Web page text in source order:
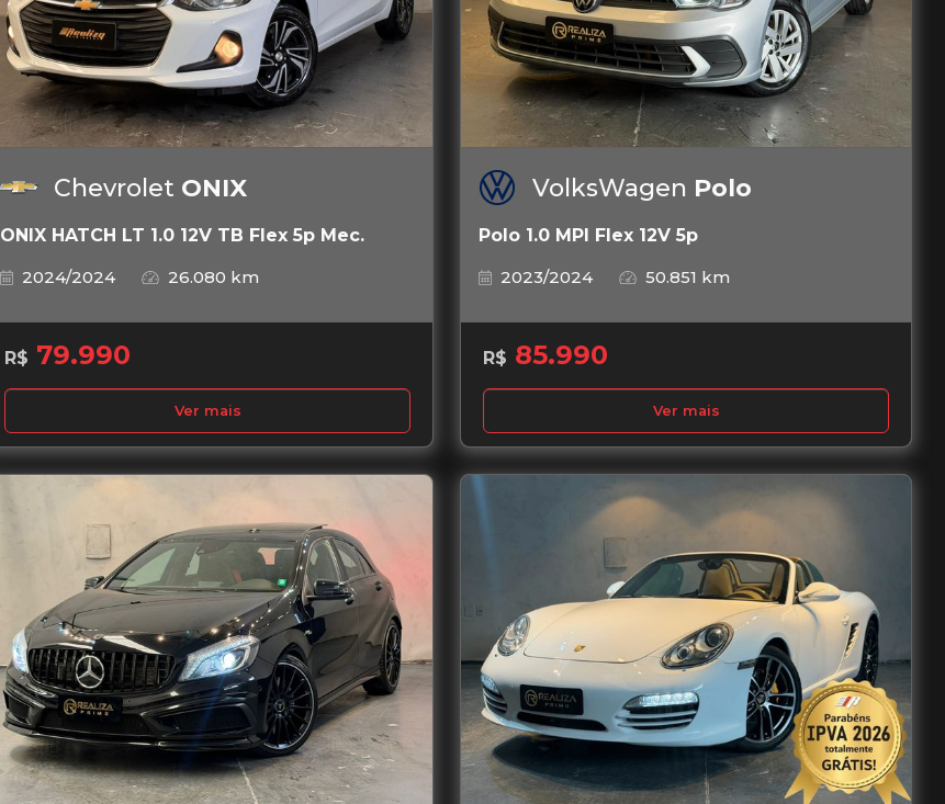
Chevrolet ONIX
ONIX HATCH LT 1.0 12V TB Flex 5p Mec.
2024/2024
26.080 km
R$ 79.990
Ver mais
VolksWagen Polo
Polo 1.0 MPI Flex 12V 5p
2023/2024
50.851 km
R$ 85.990
Ver mais